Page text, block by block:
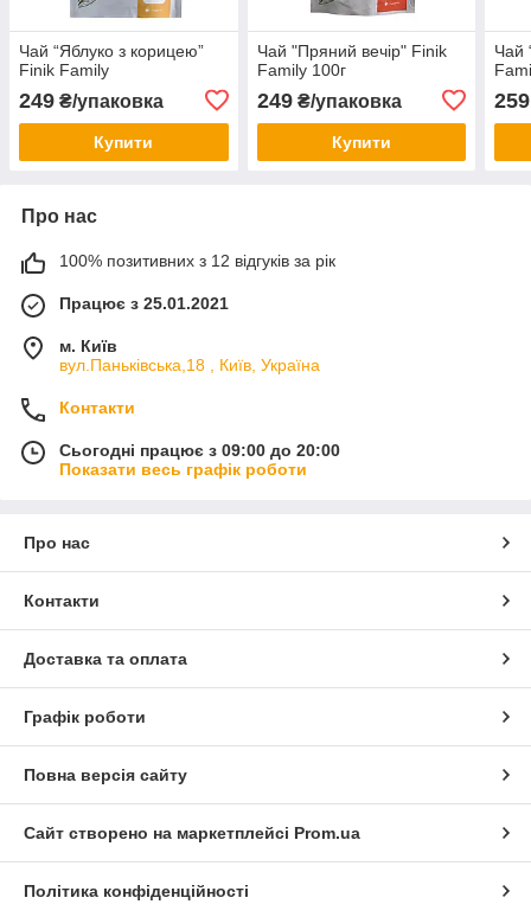
Чай “Яблуко з корицею”
Finik Family
249 ₴/упаковка
Купити
Чай "Пряний вечір" Finik
Family 100г
249₴/упаковка
Купити
Чай
259
Про нас
100% позитивних з 12 відгуків за рік
Працює з 25.01.2021
м. Київ
вул.Паньківська,18 , Київ, Україна
Контакти
Сьогодні працює з 09:00 до 20:00
Показати весь графік роботи
Про нас
Контакти
Доставка та оплата
Графік роботи
Повна версія сайту
Сайт створено на маркетплейсі Prom.ua
Політика конфіденційності